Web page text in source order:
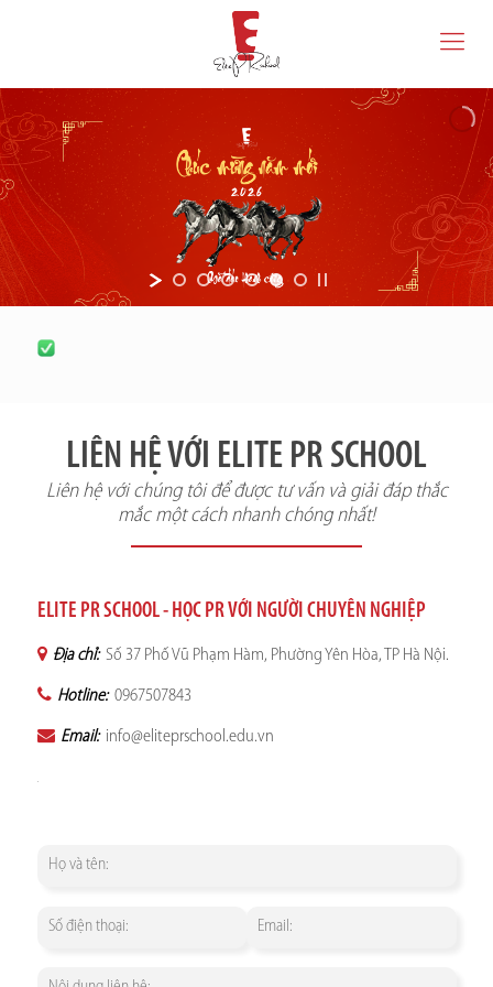
LIÊN HỆ VỚI ELITE PR SCHOOL
Liên hệ với chúng tôi để được tư vấn và giải đáp thắc
mắc một cách nhanh chóng nhất!
ELITE PR SCHOOL - HỌC PR VỚI NGƯỜI CHUYÊN NGHIỆP
Địa chỉ: Số 37 Phố Vũ Phạm Hàm, Phường Yên Hòa, TP Hà Nội.
Hotline: 0967507843
Email: info@eliteprschool.edu.vn